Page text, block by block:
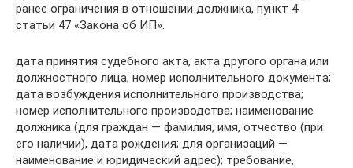
ранее ограничения в отношении должника, пункт 4
статьи 47 «Закона об ИП».
дата принятия судебного акта, акта другого органа или
должностного лица; номер исполнительного документа;
дата возбуждения исполнительного производства;
номер исполнительного производства; наименование
должника (для граждан — фамилия, имя, отчество (при
его наличии), дата рождения; для организаций —
наименование и юридический адрес); требование,